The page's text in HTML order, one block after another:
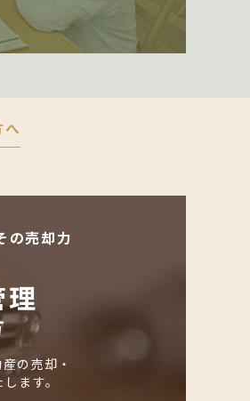
へ
の売却力
の売却・
ます。